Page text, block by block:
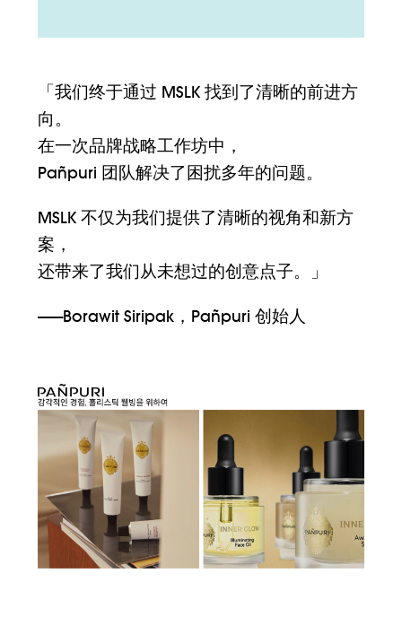
「我们终于通过 MSLK 找到了清晰的前进方
向。
在一次品牌战略工作坊中，
Pañpuri 团队解决了困扰多年的问题。
MSLK 不仅为我们提供了清晰的视角和新方
案，
还带来了我们从未想过的创意点子。」
——Borawit Siripak，Pañpuri 创始人